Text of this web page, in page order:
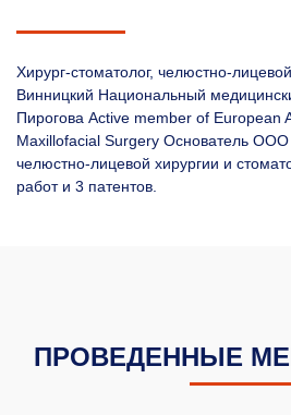
Хирург-стоматолог, челюстно-
Винницкий Национальный
Пирогова Active member of European
Maxillofacial Surgery Основатель
челюстно-лицевой хирургии и
работ и 3 патентов.
ПРОВЕДЕННЫЕ